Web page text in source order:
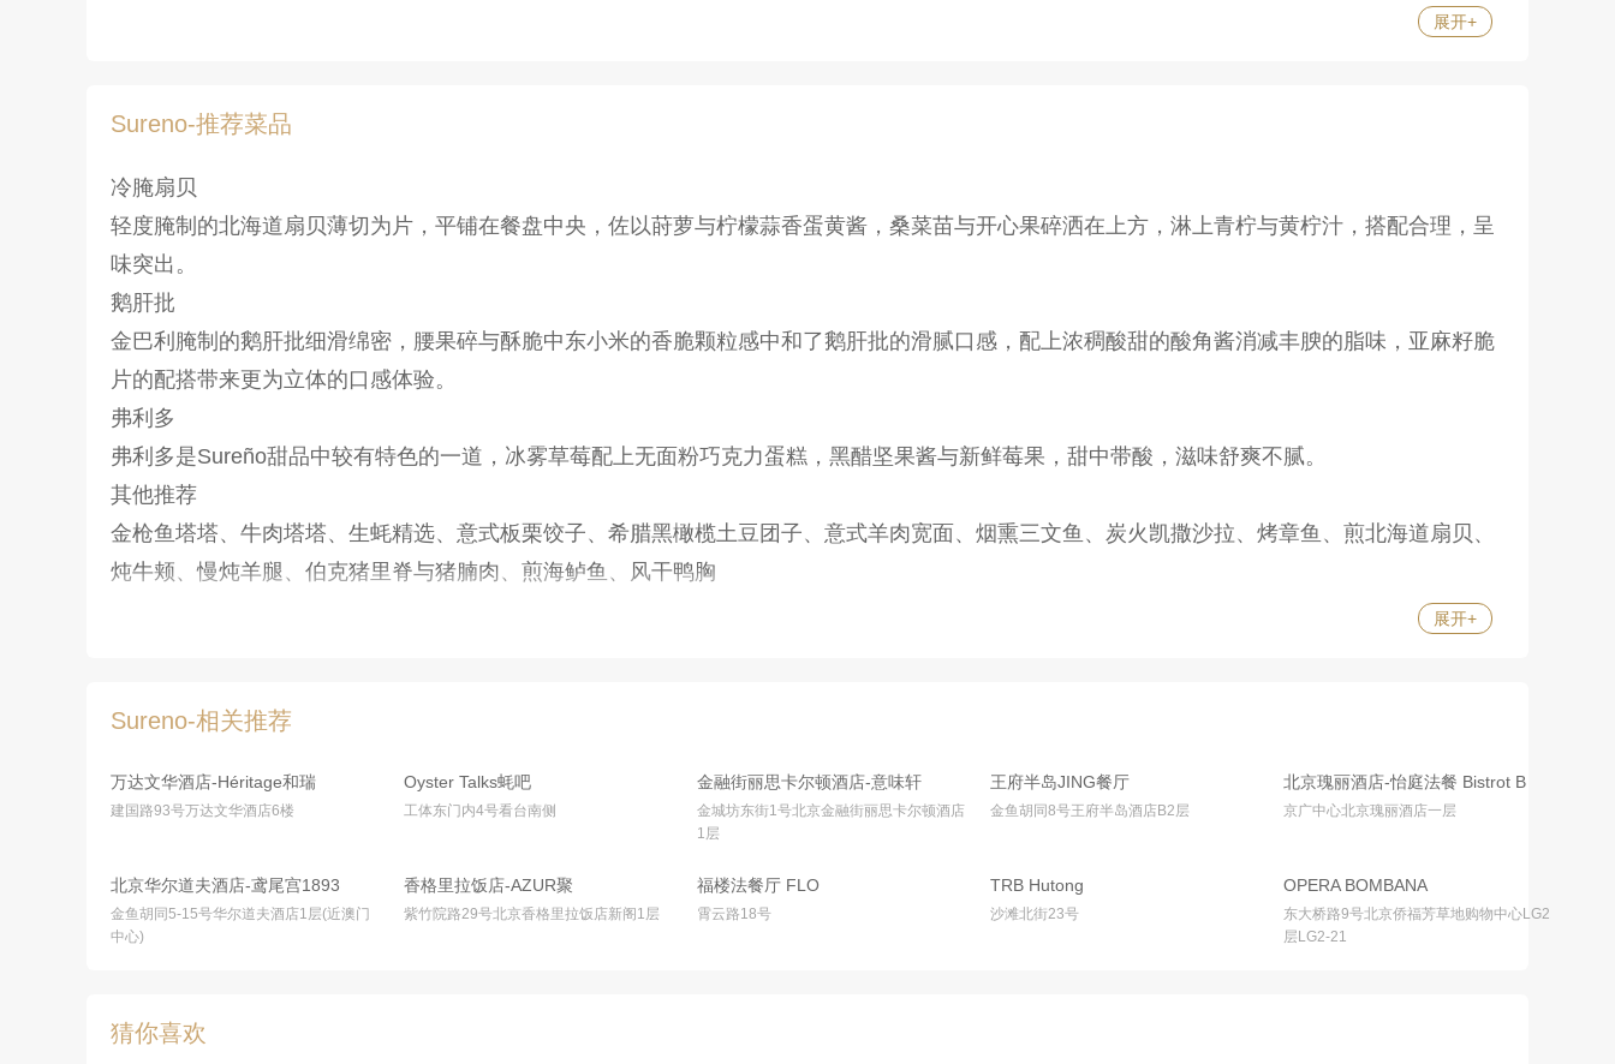
展开+
Sureno-推荐菜品
冷腌扇贝
轻度腌制的北海道扇贝薄切为片，平铺在餐盘中央，佐以莳萝与柠檬蒜香蛋黄酱，桑菜苗与开心果碎洒在上方，淋上青柠与黄柠汁，搭配合理，呈
味突出。
鹅肝批
金巴利腌制的鹅肝批细滑绵密，腰果碎与酥脆中东小米的香脆颗粒感中和了鹅肝批的滑腻口感，配上浓稠酸甜的酸角酱消减丰腴的脂味，亚麻籽脆
片的配搭带来更为立体的口感体验。
弗利多
弗利多是Sureño甜品中较有特色的一道，冰雾草莓配上无面粉巧克力蛋糕，黑醋坚果酱与新鲜莓果，甜中带酸，滋味舒爽不腻。
其他推荐
金枪鱼塔塔、牛肉塔塔、生蚝精选、意式板栗饺子、希腊黑橄榄土豆团子、意式羊肉宽面、烟熏三文鱼、炭火凯撒沙拉、烤章鱼、煎北海道扇贝、
炖牛颊、慢炖羊腿、伯克猪里脊与猪腩肉、煎海鲈鱼、风干鸭胸
展开+
Sureno-相关推荐
万达文华酒店-Héritage和瑞
建国路93号万达文华酒店6楼
Oyster Talks蚝吧
工体东门内4号看台南侧
金融街丽思卡尔顿酒店-意味轩
Cépe
金城坊东街1号北京金融街丽思卡尔顿酒店
1层
王府半岛JING餐厅
金鱼胡同8号王府半岛酒店B2层
北京瑰丽酒店-怡庭法餐 Bistrot B
京广中心北京瑰丽酒店一层
北京华尔道夫酒店-鸢尾宫1893
金鱼胡同5-15号华尔道夫酒店1层(近澳门
中心)
香格里拉饭店-AZUR聚
紫竹院路29号北京香格里拉饭店新阁1层
福楼法餐厅 FLO
霄云路18号
TRB Hutong
沙滩北街23号
OPERA BOMBANA
东大桥路9号北京侨福芳草地购物中心LG2
层LG2-21
猜你喜欢